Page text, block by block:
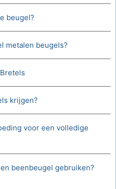
beugel?
metalen beugels?
krijgen?
voor een volledige
beenbeugel gebruiken?